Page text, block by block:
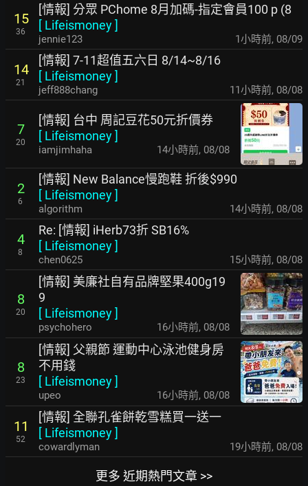
15
36
[情報] 分眾 PChome 8月加碼-指定會員100 p (8
[ Lifeismoney]
jennie123 1小時前, 08/09
14
21
[情報] 7-11超值五六日 8/14~8/16
[ Lifeismoney]
jeff888chang 11小時前, 08/08
7
20
[情報] 台中 周記豆花50元折價券
[ Lifeismoney]
iamjimhaha 14小時前, 08/08
2
6
[情報] New Balance慢跑鞋 折後$990
[ Lifeismoney]
algorithm 14小時前, 08/08
4
8
Re: [情報] iHerb73折 SB16%
[ Lifeismoney]
chen0625 15小時前, 08/08
8
20
[情報] 美廉社自有品牌堅果400g19
9
[ Lifeismoney]
psychohero 16小時前, 08/08
8
23
[情報] 父親節 運動中心泳池健身房
不用錢
[ Lifeismoney]
upeo 16小時前, 08/08
11
52
[情報] 全聯孔雀餅乾雪糕買一送一
[ Lifeismoney]
cowardlyman 19小時前, 08/08
更多 近期熱門文章 >>